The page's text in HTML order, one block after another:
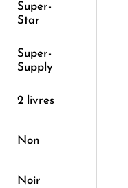
‎Super-
Star
‎Super-
Supply
‎2 livres
‎Non
Noir